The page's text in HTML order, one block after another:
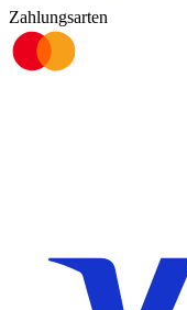
Zahlungsarten